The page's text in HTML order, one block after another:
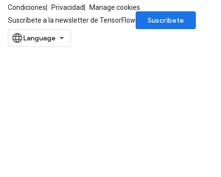
Condiciones Privacidad
Manage cookies
Suscríbete a la newsletter de TensorFlow
Suscríbete